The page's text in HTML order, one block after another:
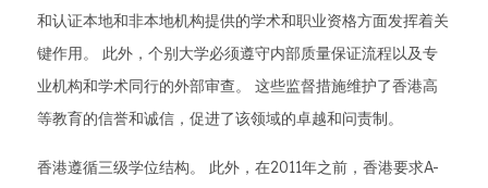
和认证本地和非本地机构提供的学术和职业资格方面发挥着关
键作用。 此外，个别大学必须遵守内部质量保证流程以及专
业机构和学术同行的外部审查。 这些监督措施维护了香港高
等教育的信誉和诚信，促进了该领域的卓越和问责制。
香港遵循三级学位结构。 此外，在2011年之前，香港要求A-